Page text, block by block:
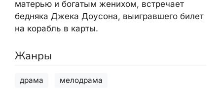
матерью и богатым женихом, встречает
бедняка Джека Доусона, выигравшего билет
на корабль в карты.
Жанры
драма мелодрама